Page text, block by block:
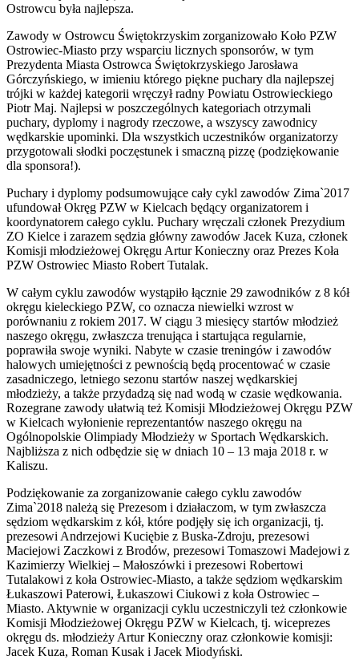
Ostrowcu była najlepsza.
Zawody w Ostrowcu Świętokrzyskim zorganizowało Koło PZW
Ostrowiec-Miasto przy wsparciu licznych sponsorów, w tym
Prezydenta Miasta Ostrowca Świętokrzyskiego Jarosława
Górczyńskiego, w imieniu którego piękne puchary dla najlepszej
trójki w każdej kategorii wręczył radny Powiatu Ostrowieckiego
Piotr Maj. Najlepsi w poszczególnych kategoriach otrzymali
puchary, dyplomy i nagrody rzeczowe, a wszyscy zawodnicy
wędkarskie upominki. Dla wszystkich uczestników organizatorzy
przygotowali słodki poczęstunek i smaczną pizzę (podziękowanie
dla sponsora!).
Puchary i dyplomy podsumowujące cały cykl zawodów Zima`2017
ufundował Okręg PZW w Kielcach będący organizatorem i
koordynatorem całego cyklu. Puchary wręczali członek Prezydium
ZO Kielce i zarazem sędzia główny zawodów Jacek Kuza, członek
Komisji młodzieżowej Okręgu Artur Konieczny oraz Prezes Koła
PZW Ostrowiec Miasto Robert Tutalak.
W całym cyklu zawodów wystąpiło łącznie 29 zawodników z 8 kół
okręgu kieleckiego PZW, co oznacza niewielki wzrost w
porównaniu z rokiem 2017. W ciągu 3 miesięcy startów młodzież
naszego okręgu, zwłaszcza trenująca i startująca regularnie,
poprawiła swoje wyniki. Nabyte w czasie treningów i zawodów
halowych umiejętności z pewnością będą procentować w czasie
zasadniczego, letniego sezonu startów naszej wędkarskiej
młodzieży, a także przydadzą się nad wodą w czasie wędkowania.
Rozegrane zawody ułatwią też Komisji Młodzieżowej Okręgu PZW
w Kielcach wyłonienie reprezentantów naszego okręgu na
Ogólnopolskie Olimpiady Młodzieży w Sportach Wędkarskich.
Najbliższa z nich odbędzie się w dniach 10 – 13 maja 2018 r. w
Kaliszu.
Podziękowanie za zorganizowanie całego cyklu zawodów
Zima`2018 należą się Prezesom i działaczom, w tym zwłaszcza
sędziom wędkarskim z kół, które podjęły się ich organizacji, tj.
prezesowi Andrzejowi Kuciębie z Buska-Zdroju, prezesowi
Maciejowi Zaczkowi z Brodów, prezesowi Tomaszowi Madejowi z
Kazimierzy Wielkiej – Małoszówki i prezesowi Robertowi
Tutalakowi z koła Ostrowiec-Miasto, a także sędziom wędkarskim
Łukaszowi Paterowi, Łukaszowi Ciukowi z koła Ostrowiec –
Miasto. Aktywnie w organizacji cyklu uczestniczyli też członkowie
Komisji Młodzieżowej Okręgu PZW w Kielcach, tj. wiceprezes
okręgu ds. młodzieży Artur Konieczny oraz członkowie komisji:
Jacek Kuza, Roman Kusak i Jacek Miodyński.